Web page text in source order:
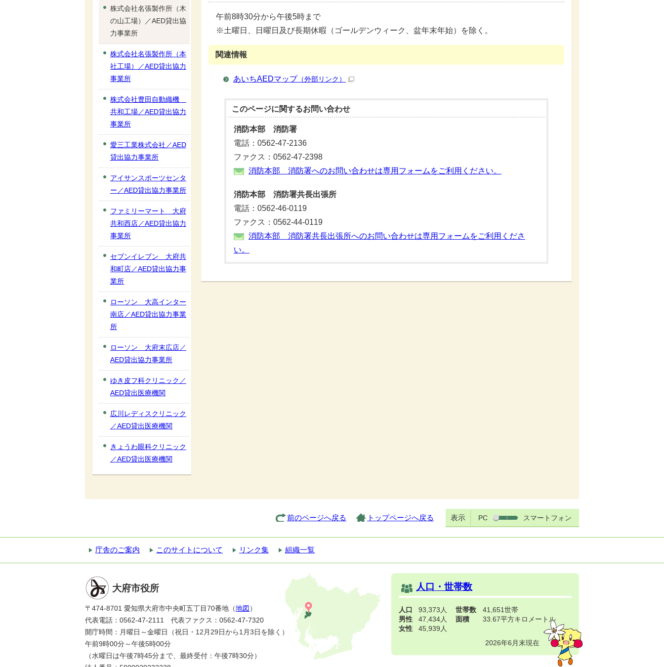
午前8時30分から午後5時まで
※土曜日、日曜日及び長期休暇（ゴールデンウィーク、盆年末年始）を除く。
関連情報
あいちAEDマップ （外部リンク）
このページに関するお問い合わせ
消防本部 消防署
電話：0562-47-2136
ファクス：0562-47-2398
消防本部 消防署へのお問い合わせは専用フォームをご利用ください。
消防本部 消防署共長出張所
電話：0562-46-0119
ファクス：0562-44-0119
消防本部 消防署共長出張所へのお問い合わせは専用フォームをご利用くださ
い。
株式会社名張製作所（木
の山工場）／AED貸出協
力事業所
株式会社名張製作所（本
社工場）／AED貸出協力
事業所
株式会社豊田自動織機
共和工場／AED貸出協力
事業所
愛三工業株式会社／AED
貸出協力事業所
アイサンスポーツセンタ
ー／AED貸出協力事業所
ファミリーマート 大府
共和西店／AED貸出協力
事業所
セブンイレブン 大府共
和町店／AED貸出協力事
業所
ローソン 大高インター
南店／AED貸出協力事業
所
ローソン 大府末広店／
AED貸出協力事業所
ゆき皮フ科クリニック／
AED貸出医療機関
広川レディスクリニック
／AED貸出医療機関
きょうわ眼科クリニック
／AED貸出医療機関
前のページへ戻る トップページへ戻る 表示 PC スマートフォン
庁舎のご案内 このサイトについて リンク集 組織一覧
大府市役所
〒474-8701 愛知県大府市中央町五丁目70番地（地図 ）
代表電話：0562-47-2111 代表ファクス：0562-47-7320
開庁時間：月曜日～金曜日（祝日・12月29日から1月3日を除く）
午前9時00分～午後5時00分
（水曜日は午後7時45分まで、最終受付：午後7時30分）
人口・世帯数
人口
93,373人
男性
47,434人
女性
45,939人
世帯数
41,651世帯
面積
33.67平方キロメートル
2026年6月末現在